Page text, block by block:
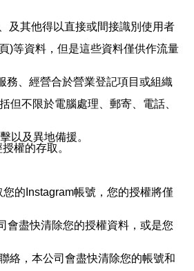
及其他得以直接或間接識別使用者
)等資料，但是這些資料僅供作流量
務、經營合於營業登記項目或組織
但不限於電腦處理、郵寄、電話、
以及異地備援。
權的存取。
的Instagram帳號，您的授權將僅
會盡快清除您的授權資料，或是您
絡，本公司會盡快清除您的帳號和